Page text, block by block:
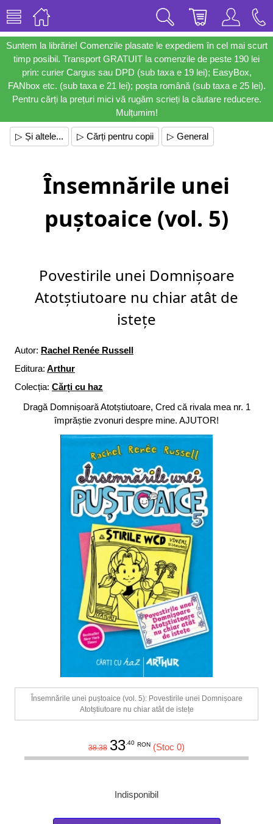
Suntem la librărie! Comenzile plasate le expediem în cel mai scurt
timp posibil. Transport GRATUIT la comenzile de peste 190 lei
prin: curier Cargus sau DPD (sub taxa e 19 lei); EasyBox,
FANbox etc. (sub taxa e 21 lei); poșta română (sub taxa e 25 lei).
Pentru cărți la prețuri mici vă rugăm scrieți la căutare reducere.
Mulțumim!
▷ Și altele... ▷ Cărți pentru copii ▷ General
Însemnările unei
puștoaice (vol. 5)
Povestirile unei Domnișoare
Atotștiutoare nu chiar atât de
istețe
Autor: Rachel Renée Russell
Editura: Arthur
Colecția: Cărți cu haz
Dragă Domnișoară Atotștiutoare, Cred că rivala mea nr. 1
împrăștie zvonuri despre mine. AJUTOR!
Însemnările unei puștoaice (vol. 5): Povestirile unei Domnișoare
Atotștiutoare nu chiar atât de istețe
38.38 33.40 RON (Stoc 0)
Indisponibil